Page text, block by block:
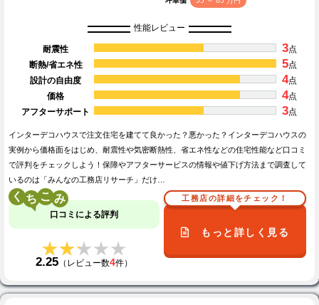
性能レビュー
耐震性 3点
断熱/省エネ性
5点
設計の自由度
4点
価格
4点
アフターサポート
3点
インターデコハウスで注文住宅を建てて良かった？悪かった？インターデコハウスの
実例から価格面をはじめ、耐震性や気密断熱性、省エネ性などの住宅性能など口コミ
で評判をチェックしよう！保障やアフターサービスの情報や値下げ方法まで調査して
いるのは「みんなの工務店リサーチ」だけ…
く こ
口コミによる評判
★★★★★
★★★★★
2.25 （レビュー数4件）
工務店の詳細をチェック！
もっと詳しく見る